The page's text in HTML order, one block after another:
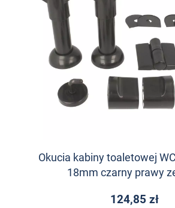
Okucia kabiny toaletowej
18mm czarny prawy
124,85 zł